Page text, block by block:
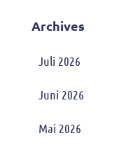
Archives
Juli 2026
Juni 2026
Mai 2026